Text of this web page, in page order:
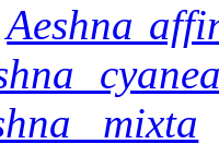
Aeshna
mixta